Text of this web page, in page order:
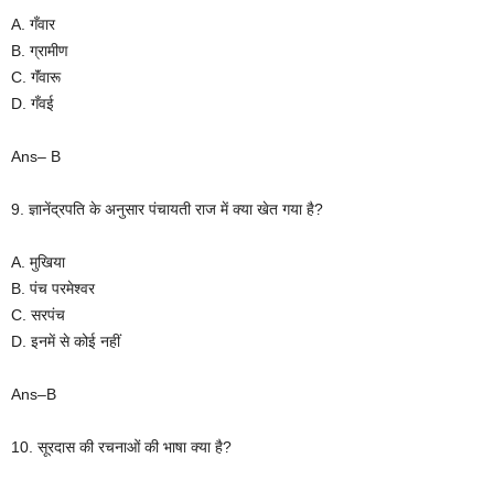
A. गँवार
B. ग्रामीण
C. गॅंवारू
D. गँवई
Ans– B
9. ज्ञानेंद्रपति के अनुसार पंचायती राज में क्या खेत गया है?
A. मुखिया
B. पंच परमेश्वर
C. सरपंच
D. इनमें से कोई नहीं
Ans–B
10. सूरदास की रचनाओं की भाषा क्या है?